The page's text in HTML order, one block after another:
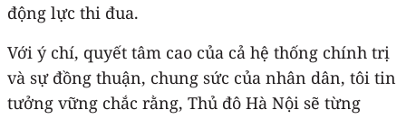
động lực thi đua.
Với ý chí, quyết tâm cao của cả hệ thống chính trị
và sự đồng thuận, chung sức của nhân dân, tôi tin
tưởng vững chắc rằng, Thủ đô Hà Nội sẽ từng